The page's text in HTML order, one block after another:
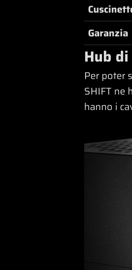
Garanzia
Hub
Per poter
SHIFT ne
hanno i